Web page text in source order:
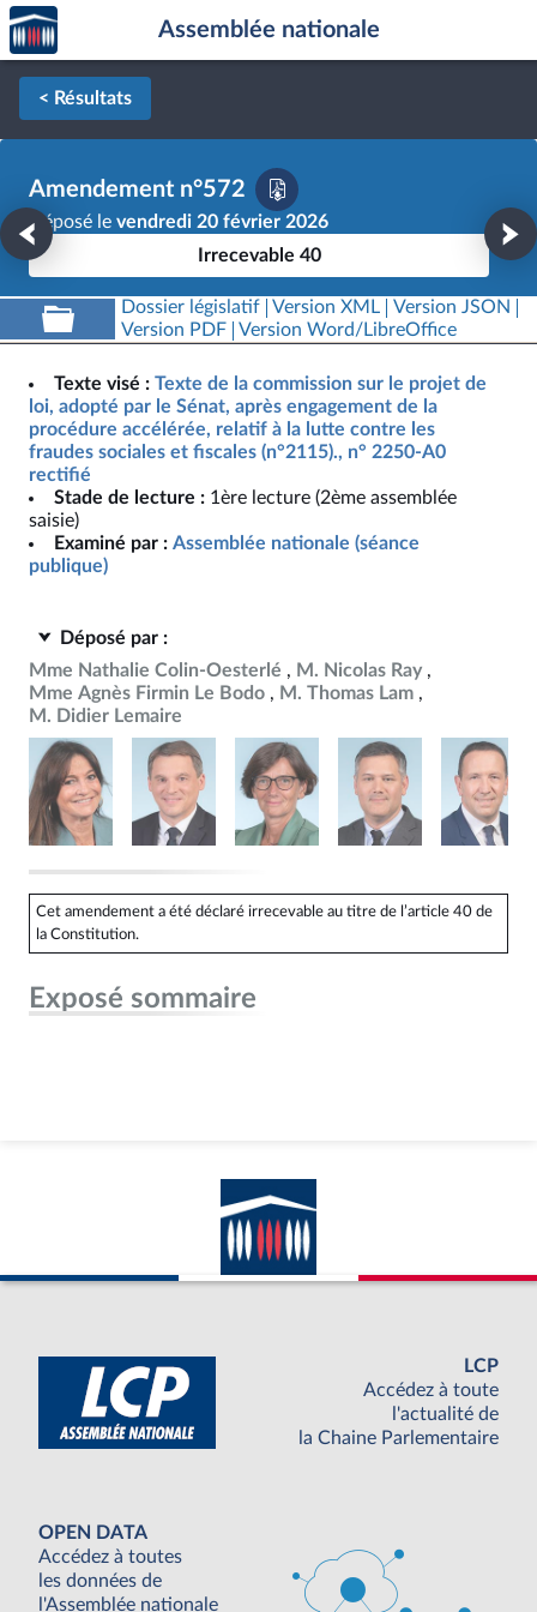
Aller au contenu
Aller en bas de la page
Accèder
à la
page
d'accueil
Assemblée nationale
< Résultats
Amendement n°572
Déposé le vendredi 20 février 2026
Irrecevable 40
Dossier législatif Version XML
Version JSON
Version PDF
Version Word/LibreOffice
Texte visé : Texte de la commission sur le projet de
loi, adopté par le Sénat, après engagement de la
procédure accélérée, relatif à la lutte contre les
fraudes sociales et fiscales (n°2115)., n° 2250-A0
rectifié
Stade de lecture : 1ère lecture (2ème assemblée
saisie)
Examiné par : Assemblée nationale (séance
publique)
Déposé par :
Mme Nathalie Colin-Oesterlé
M. Nicolas Ray
Mme Agnès Firmin Le Bodo
M. Thomas Lam
M. Didier Lemaire
Cet amendement a été déclaré irrecevable au titre de l’article 40 de
la Constitution.
Exposé sommaire
LCP
Accédez à toute
l'actualité de
la Chaine Parlementaire
OPEN DATA
Accédez à toutes
les données de
l'Assemblée nationale